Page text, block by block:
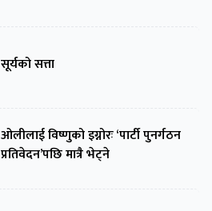
सूर्यको सत्ता
ओलीलाई विष्णुको इग्नोरः ‘पार्टी पुनर्गठन
प्रतिवेदन’पछि मात्रै भेट्ने